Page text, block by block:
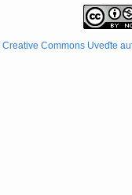
Creative Commons Uveďte